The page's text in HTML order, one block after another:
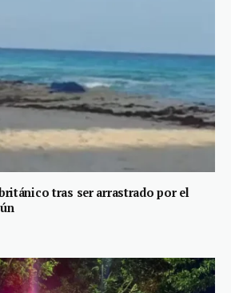
tras ser arrastrado por el